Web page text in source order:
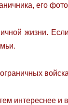
его
жизни.
интереснее и